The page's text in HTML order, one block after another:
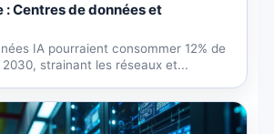
: Centres de données et
IA pourraient consommer 12% de
strainant les réseaux et...